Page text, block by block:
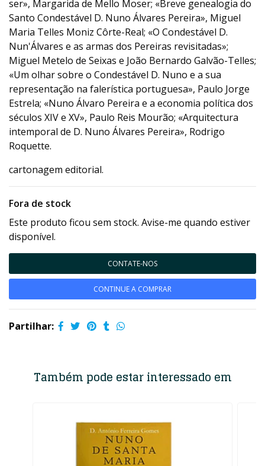
ser», Margarida de Mello Moser; «Breve genealogia do
Santo Condestável D. Nuno Álvares Pereira», Miguel
Maria Telles Moniz Côrte-Real; «O Condestável D.
Nun'Álvares e as armas dos Pereiras revisitadas»;
Miguel Metelo de Seixas e João Bernardo Galvão-Telles;
«Um olhar sobre o Condestável D. Nuno e a sua
representação na falerística portuguesa», Paulo Jorge
Estrela; «Nuno Álvaro Pereira e a economia política dos
séculos XIV e XV», Paulo Reis Mourão; «Arquitectura
intemporal de D. Nuno Álvares Pereira», Rodrigo
Roquette.
cartonagem editorial.
Fora de stock
Este produto ficou sem stock. Avise-me quando estiver
disponível.
CONTATE-NOS
CONTINUE A COMPRAR
Partilhar:
Também pode estar interessado em